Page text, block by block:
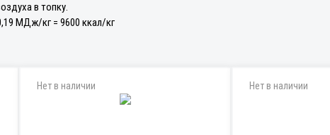
в топку.
МДж/кг = 9600 ккал/кг
Нет в наличии Нет в наличии